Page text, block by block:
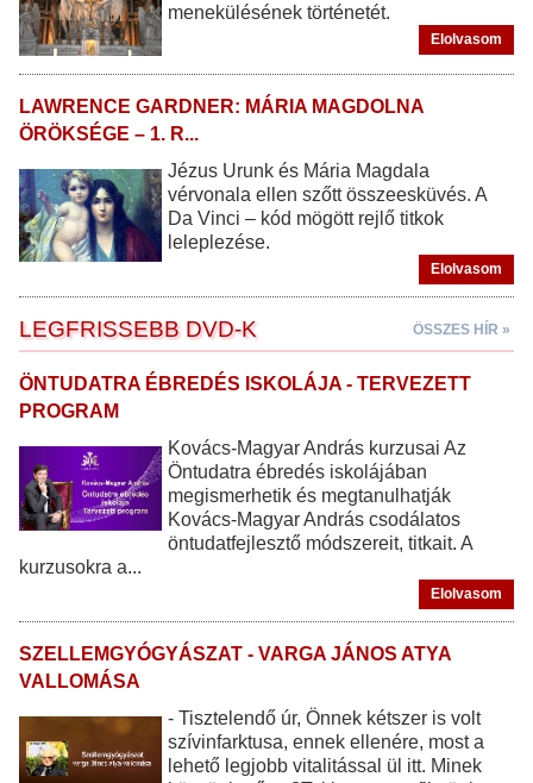
menekülésének történetét.
Elolvasom
LAWRENCE GARDNER: MÁRIA MAGDOLNA
ÖRÖKSÉGE – 1. R...
Jézus Urunk és Mária Magdala
vérvonala ellen szőtt összeesküvés. A
Da Vinci – kód mögött rejlő titkok
leleplezése.
Elolvasom
LEGFRISSEBB DVD-K ÖSSZES HÍR »
ÖNTUDATRA ÉBREDÉS ISKOLÁJA - TERVEZETT
PROGRAM
Kovács-Magyar András kurzusai Az
Öntudatra ébredés iskolájában
megismerhetik és megtanulhatják
Kovács-Magyar András csodálatos
öntudatfejlesztő módszereit, titkait. A
kurzusokra a...
Elolvasom
SZELLEMGYÓGYÁSZAT - VARGA JÁNOS ATYA
VALLOMÁSA
- Tisztelendő úr, Önnek kétszer is volt
szívinfarktusa, ennek ellenére, most a
lehető legjobb vitalitással ül itt. Minek